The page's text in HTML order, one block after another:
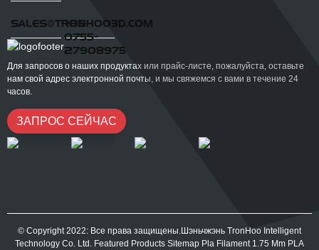
SALES@TRONHOO3D.COM
+86-
0755-
27908975
Для запросов о наших продуктах или прайс-листе, пожалуйста, оставьте
нам свой адрес электронной почты, и мы свяжемся с вами в течение 24
часов.
ЗАПРОС СЕЙЧАС
© Copyright 2022: Все права защищены.Шэньчжэнь TronHoo Intelligent
Technology Co. Ltd. Featured Products Sitemap Pla Filament 1.75 Mm PLA